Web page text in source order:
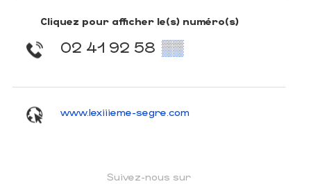
Cliquez pour afficher le(s) numéro(s)
02 41 92 58 ▒▒
www.lexiiieme-segre.com
Suivez-nous sur